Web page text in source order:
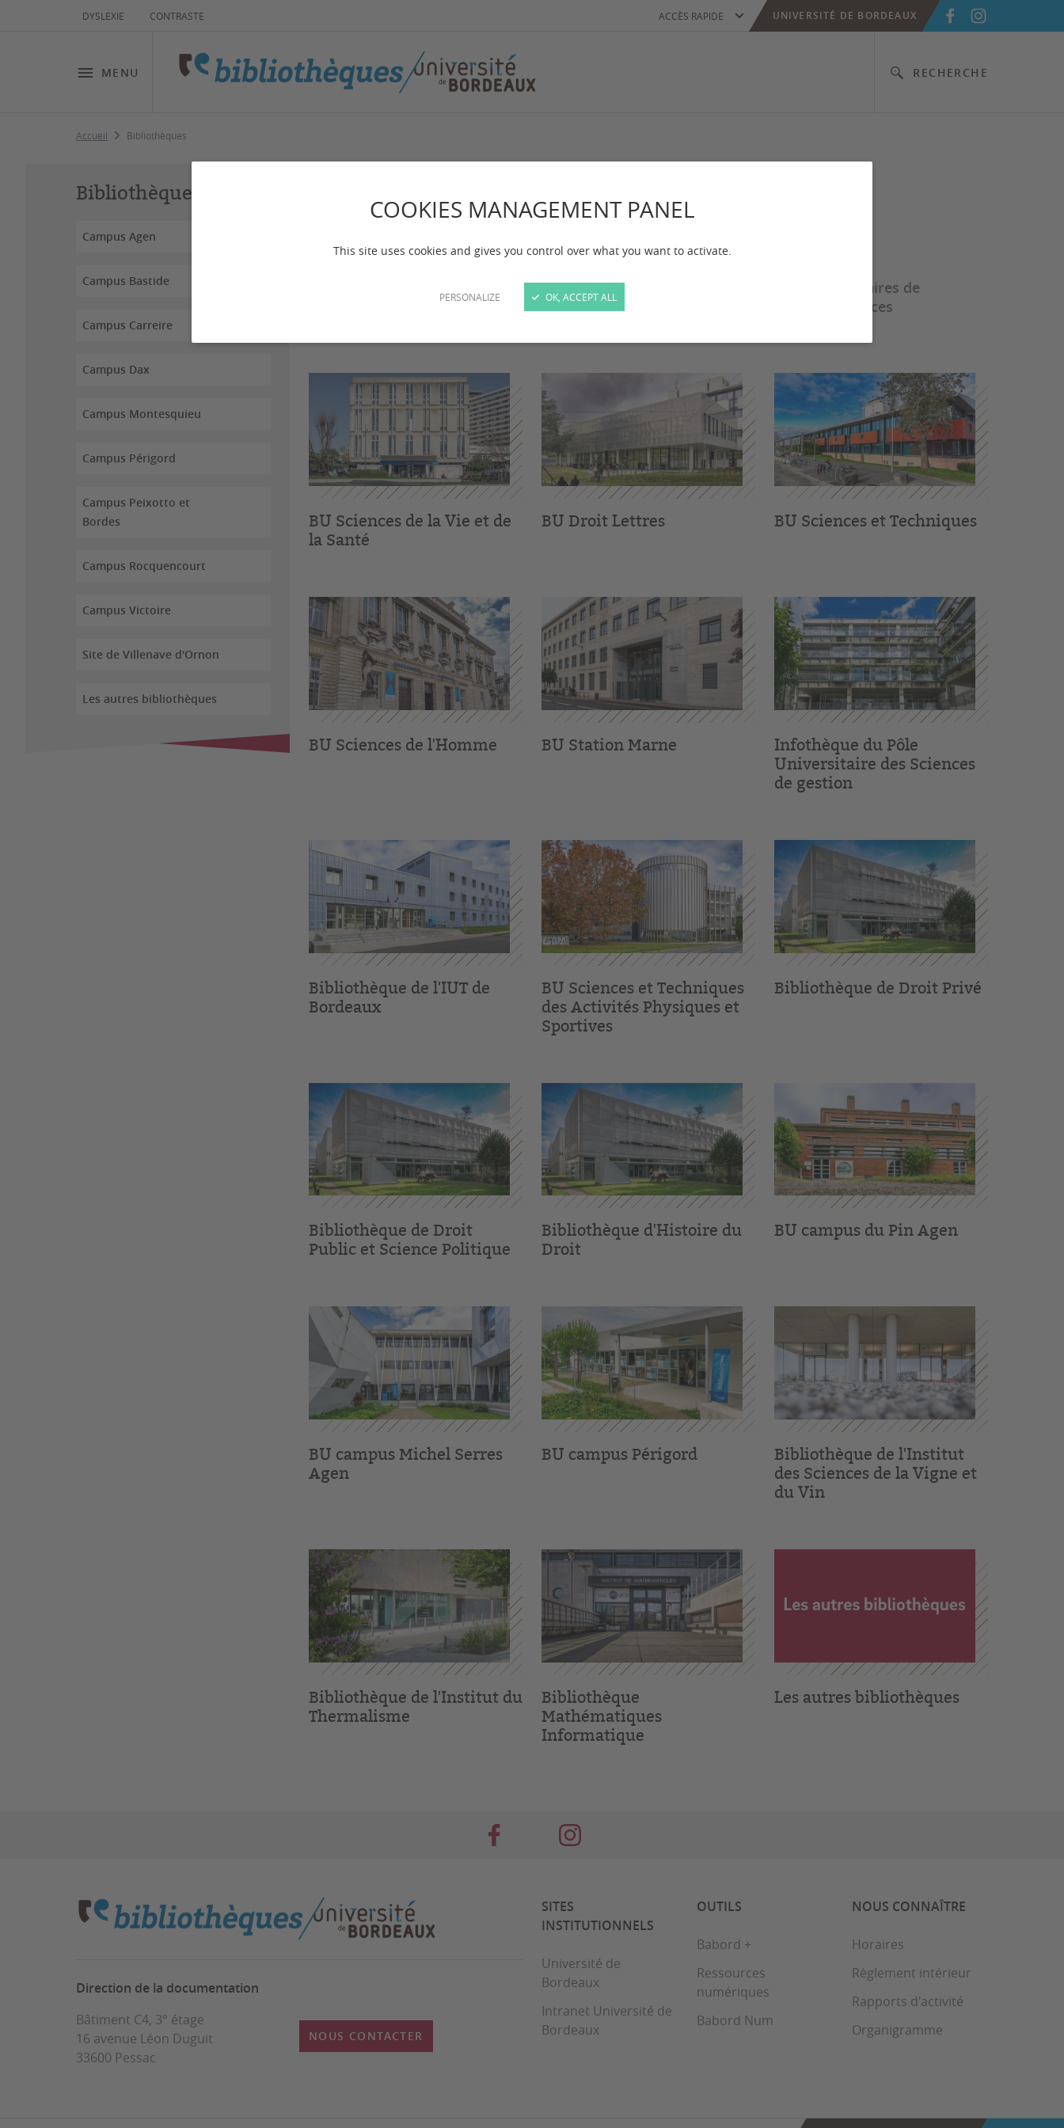
COOKIES MANAGEMENT PANEL
This site uses cookies and gives you control over what you want to activate.
PERSONALIZE OK, ACCEPT ALL
DYSLEXIE CONTRASTE
MENU RECHERCHE
ACCÈS RAPIDE UNIVERSITÉ DE BORDEAUX
Accueil Bibliothèques
Bibliothèques
Campus Agen
Campus Bastide
Campus Carreire
Campus Dax
Campus Montesquieu
Campus Périgord
Campus Peixotto et
Bordes
Campus Rocquencourt
Campus Victoire
Site de Villenave d'Ornon
Les autres bibliothèques
Accessibles librement, les bibliothèques couvrent l'ensemble des champs disciplinaires de
l'université de Bordeaux et sont présentes sur tous les campus. Consultez les services
BU Sciences de la Vie et de
la Santé
BU Droit Lettres BU Sciences et Techniques
BU Sciences de l'Homme BU Station Marne
Infothèque du Pôle
Universitaire des Sciences
de gestion
Bibliothèque de l'IUT de
Bordeaux
BU Sciences et Techniques
des Activités Physiques et
Sportives
Bibliothèque de Droit Privé
Bibliothèque de Droit
Public et Science Politique
Bibliothèque d'Histoire du
Droit
BU campus du Pin Agen
BU campus Michel Serres
Agen
BU campus Périgord
Bibliothèque de l'Institut
des Sciences de la Vigne et
du Vin
Bibliothèque de l'Institut du
Thermalisme
Bibliothèque
Mathématiques
Informatique
Les autres bibliothèques
Direction de la documentation
Bâtiment C4, 3° étage
16 avenue Léon Duguit
33600 Pessac
NOUS CONTACTER
SITES
INSTITUTIONNELS
Université de
Bordeaux
Intranet Université de
Bordeaux
OUTILS
Babord +
Ressources
numériques
Babord Num
NOUS CONNAÎTRE
Horaires
Règlement intérieur
Rapports d'activité
Organigramme